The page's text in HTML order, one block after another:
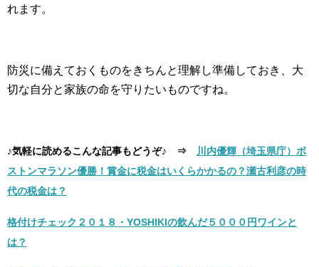
れます。
防災に備えておくものをきちんと理解し準備しておき、大
切な自分と家族の命を守りたいものですね。
♪気軽に読めるこんな記事もどうぞ♪ ⇒
川内優輝（埼玉県庁）ボ
ストンマラソン優勝！賞金に税金はいくらかかるの？瀬古利彦の時
代の税金は？
格付けチェック２０１８・YOSHIKIの飲んだ５０００円ワインと
は？